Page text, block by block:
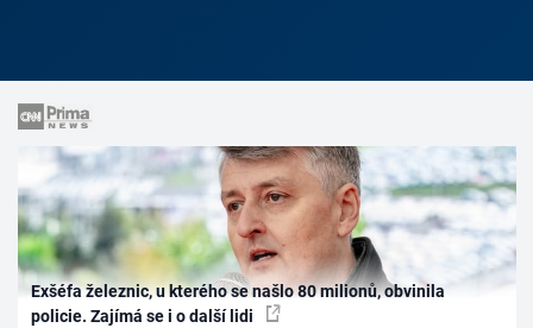
Exšéfa železnic, u kterého se našlo 80 milionů, obvinila
policie. Zajímá se i o další lidi